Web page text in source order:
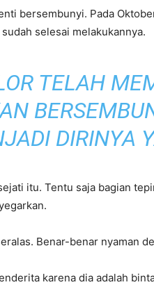
bersembunyi. Pada
selesai melakukannya.
TELAH
DIRINYA
itu. Tentu saja bagian
Benar-benar nyaman
karena dia adalah